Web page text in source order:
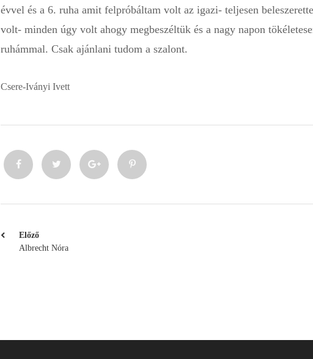
évvel és a 6. ruha amit felpróbáltam volt az igazi- teljesen
volt- minden úgy volt ahogy megbeszéltük és a nagy napon
ruhámmal. Csak ajánlani tudom a szalont.
Csere-Iványi Ivett
Előző
Albrecht‎ Nóra